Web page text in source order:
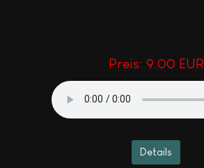
Preis: 9.00 EUR
Details